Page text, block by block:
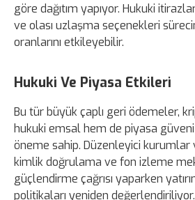
göre dağıtım yapıyor. Hukuki
ve olası uzlaşma seçenekleri
oranlarını etkileyebilir.
Hukuki Ve Piyasa Etkileri
Bu tür büyük çaplı geri ödemeler,
hukuki emsal hem de piyasa güveni
öneme sahip. Düzenleyici kurumlar
kimlik doğrulama ve fon izleme
güçlendirme çağrısı yaparken
politikaları yeniden